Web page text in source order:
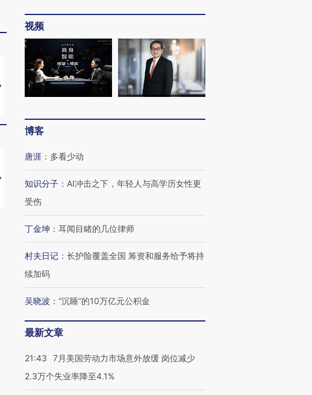
马航飞行员跨国走私7万
粒摇头丸 尿检体内含3种
视线｜被称为“蟑螂”的印
度Z世代 用街头抗争将教
视线｜“入侵”还是“人道危
机”？难民潮撕裂西班牙
【推广】走进第四届链博
会，让数智科技“链”接产
【特别呈现】寻找100种
【商旅对话】华住集团
CFO：不靠规模取胜，华
视频
博客
唐涯 ： 多看少动
知识分子 ： AI冲击之下，年轻人与高学历女性更
受伤
丁金坤 ： 耳闻目睹的几位律师
村夫日记 ： 长护险覆盖全国 筹资和服务给予将持
续加码
吴晓波 ： “沉睡”的10万亿元公积金
最新文章
21:43
7月美国劳动力市场意外放缓 岗位减少
2.3万个失业率降至4.1%